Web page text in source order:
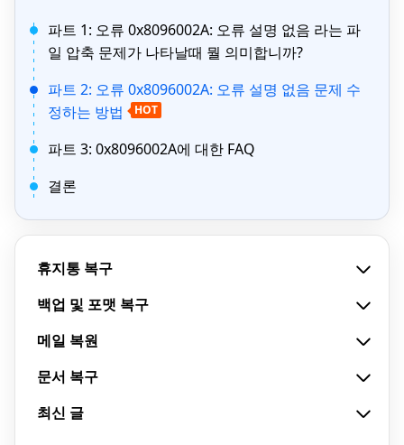
파트 1: 오류 0x8096002A: 오류 설명 없음 라는 파
일 압축 문제가 나타날때 뭘 의미합니까?
파트 2: 오류 0x8096002A: 오류 설명 없음 문제 수
정하는 방법
HOT
파트 3: 0x8096002A에 대한 FAQ
결론
휴지통 복구
백업 및 포맷 복구
메일 복원
문서 복구
최신 글